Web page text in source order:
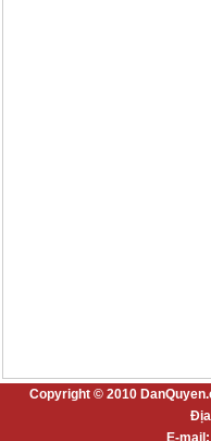
Copyright © 2010
E-